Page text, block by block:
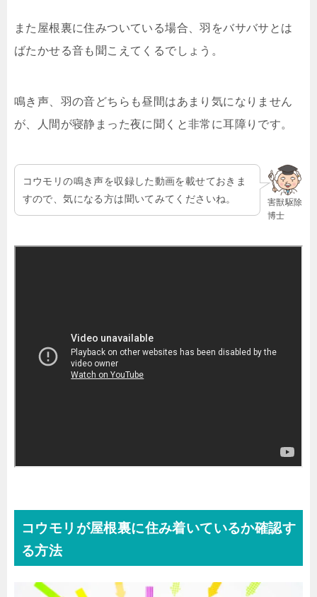
また屋根裏に住みついている場合、羽をバサバサとは
ばたかせる音も聞こえてくるでしょう。
鳴き声、羽の音どちらも昼間はあまり気になりません
が、人間が寝静まった夜に聞くと非常に耳障りです。
害獣駆除
博士
コウモリの鳴き声を収録した動画を載せておきま
すので、気になる方は聞いてみてくださいね。
コウモリが屋根裏に住み着いているか確認す
る方法